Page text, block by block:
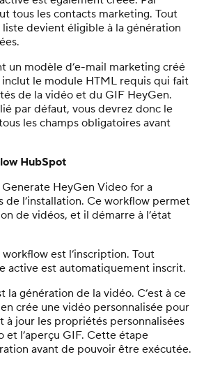
tous les contacts marketing. Tout
devient éligible à la génération
un modèle d’e-mail marketing créé
le module HTML requis qui fait
de la vidéo et du GIF HeyGen.
par défaut, vous devrez donc le
les champs obligatoires avant
HubSpot
HeyGen Video for a
de l’installation. Ce workflow permet
de vidéos, et il démarre à l’état
est l’inscription. Tout
active est automatiquement inscrit.
la génération de la vidéo. C’est à ce
crée une vidéo personnalisée pour
à jour les propriétés personnalisées
et l’aperçu GIF. Cette étape
avant de pouvoir être exécutée.